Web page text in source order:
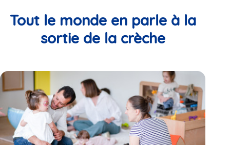
Tout le monde en parle à la
sortie de la crèche